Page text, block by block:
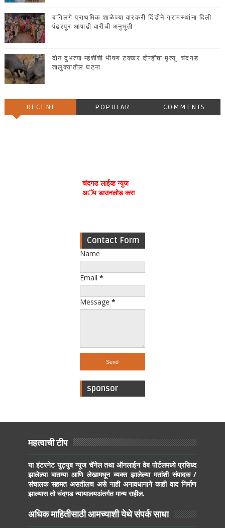
बागिलगे प्राथमिक शाळेच्या वारकरी दिंडीने ग्रामस्थांना दिली
पंढरपूर आषाढी वारीची अनुभूती
दोन दुभत्या म्हशींची भीषण टक्कर दोन्हींचा मृत्यू, चंदगड
तालुक्यातील घटना
RECENT POPULAR COMMENTS
चंदगड लाईव्ह न्युज
अॅप डाउनलोड करा
Contact Form
Name
Email *
Message *
sponsor
महत्वाची टीप
या इंटरनेट युट्युब न्यूज चॅनेल तथा ऑनलाईन वेब पोर्टलमध्ये प्रसिध्द
झालेल्या बातम्या आणि लेखामधून व्यक्त झालेल्या मतांशी संपादक /
संचालक सहमत असतीलच असे नाही अनावधानाने काही वाद निर्माण
झाल्यास तो चंदगड न्यायालयअंतर्गत मान्य राहील.
अधिक माहितीसाठी आमच्याशी येथे संपर्क साधा